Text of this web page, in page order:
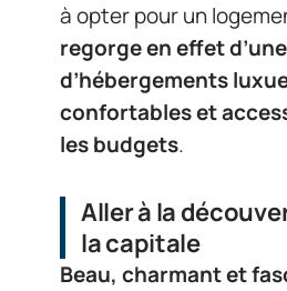
à opter pour un
regorge en effet
d’hébergements
confortables et
les budgets.
Aller à la
la capitale
Beau, charmant et